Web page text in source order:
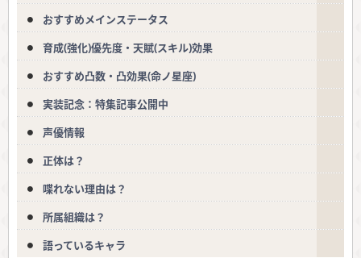
おすすめメインステータス
育成(強化)優先度・天賦(スキル)効果
おすすめ凸数・凸効果(命ノ星座)
実装記念：特集記事公開中
声優情報
正体は？
喋れない理由は？
所属組織は？
語っているキャラ